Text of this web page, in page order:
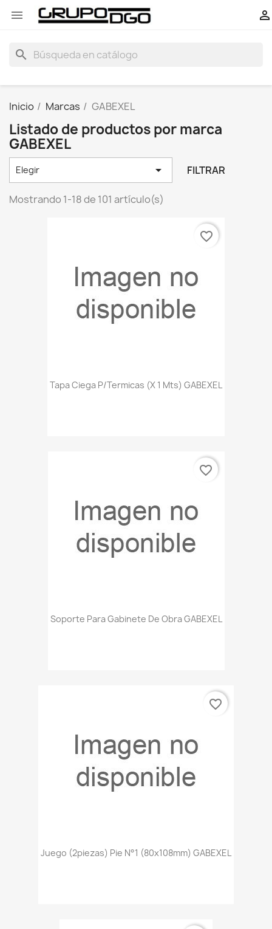
 
search
Inicio Marcas GABEXEL
Listado de productos por marca
GABEXEL
Elegir  FILTRAR
Mostrando 1-18 de 101 artículo(s)
Tapa Ciega P/termicas (x 1 Mts) GABEXEL
favorite_border
Soporte Para Gabinete De Obra GABEXEL
favorite_border
Juego (2piezas) Pie N°1 (80x108mm) GABEXEL
favorite_border